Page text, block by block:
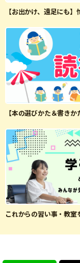
【お出かけ、遠足にも
【本の選びかた＆書き
これからの習い事・教